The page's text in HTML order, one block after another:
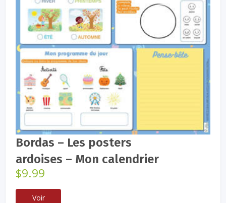
Bordas – Les posters
ardoises – Mon calendrier
$9.99
Voir